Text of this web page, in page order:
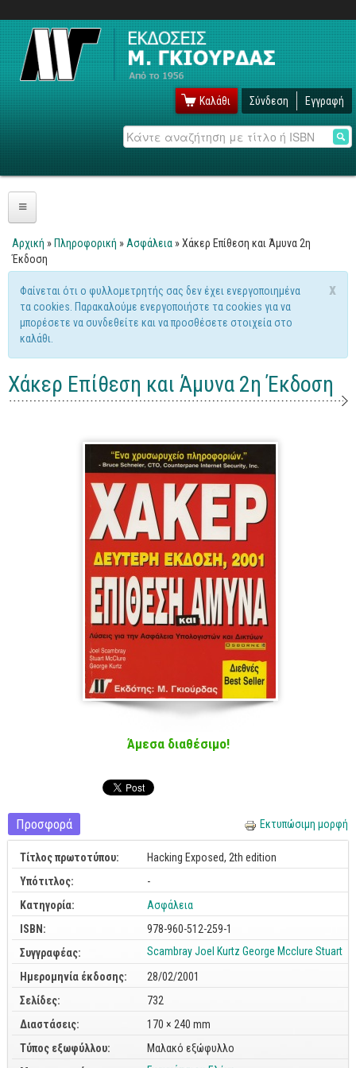
Καλάθι Σύνδεση Εγγραφή
Αναζήτηση
Πληροφορική
Λειτουργικά
Windows
Linux
Unix
Microsoft Office
Προγραμματισμός
Delphi - Pascal
Visual Basic
C++, Visual C++
Cobol - Assembly - Fortran
Oracle - SQL
Δίκτυα
Ασφάλεια
Hardware
Γραφικά
Photoshop
After Effects
Acrobat
Illustrator
Σχεδιαστικά
Είστε εδώ
Αρχική » Πληροφορική »Ασφάλεια » Χάκερ Επίθεση και Άμυνα 2η
Έκδοση
x
Μήνυμα προειδοποίησης
Φαίνεται ότι ο φυλλομετρητής σας δεν έχει ενεργοποιημένα
τα cookies. Παρακαλούμε ενεργοποιήστε τα cookies για να
μπορέσετε να συνδεθείτε και να προσθέσετε στοιχεία στο
καλάθι.
Χάκερ Επίθεση και Άμυνα 2η Έκδοση
Άμεσα διαθέσιμο!
Εκτυπώσιμη μορφή
Προσφορά
Τίτλος πρωτοτύπου:
Hacking Exposed, 2th edition
Υπότιτλος:
-
Κατηγορία:
Ασφάλεια
ISBN:
978-960-512-259-1
Συγγραφέας:
Scambray Joel Kurtz George Mcclure Stuart
Ημερομηνία έκδοσης:
28/02/2001
Σελίδες:
732
Διαστάσεις:
170 × 240 mm
Τύπος εξωφύλλου:
Μαλακό εξώφυλλο